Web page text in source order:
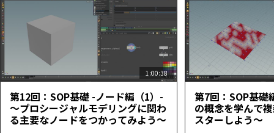
1:00:38
第12回：SOP基礎 -ノード編（1）-
～プロシージャルモデリングに関わ
る主要なノードをつかってみよう～
第7回：SOP基礎
の概念を学んで
スターしよう～